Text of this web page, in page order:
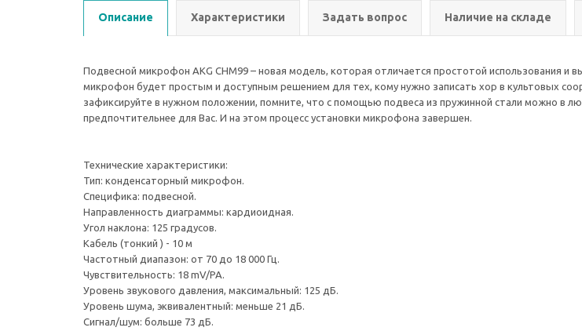
Описание Характеристики Задать вопрос Наличие на складе
Подвесной микрофон AKG CHM99 – новая модель, которая отличается простотой использования
микрофон будет простым и доступным решением для тех, кому нужно записать хор в культовых
зафиксируйте в нужном положении, помните, что с помощью подвеса из пружинной стали можно в
предпочтительнее для Вас. И на этом процесс установки микрофона завершен.
Технические характеристики:
Тип: конденсаторный микрофон.
Специфика: подвесной.
Направленность диаграммы: кардиоидная.
Угол наклона: 125 градусов.
Кабель (тонкий ) - 10 м
Частотный диапазон: от 70 до 18 000 Гц.
Чувствительность: 18 mV/PA.
Уровень звукового давления, максимальный: 125 дБ.
Уровень шума, эквивалентный: меньше 21 дБ.
Сигнал/шум: больше 73 дБ.